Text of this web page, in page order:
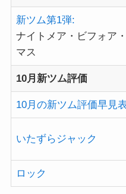
新ツム第1弾:
ナイトメア・ビフォア
マス
10月新ツム評価
10月の新ツム評価早見
いたずらジャック
ロック